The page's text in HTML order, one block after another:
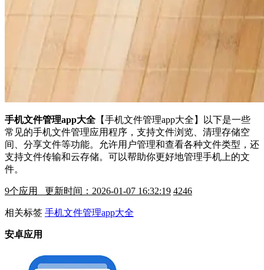
手机文件管理app大全 【手机文件管理app大全】以下是一些
常见的手机文件管理应用程序，支持文件浏览、清理存储空
间、分享文件等功能。允许用户管理和查看各种文件类型，还
支持文件传输和云存储。可以帮助你更好地管理手机上的文
件。
9个应用 更新时间：2026-01-07 16:32:19 4246
相关标签 手机文件管理app大全
安卓应用